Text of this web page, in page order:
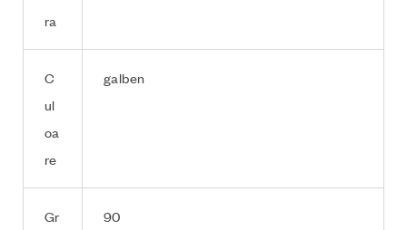
ra
C
ul
oa
re
galben
Gr
90